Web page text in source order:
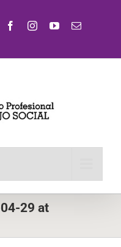
FacebookInstagramYouTubeCorreo
29 at